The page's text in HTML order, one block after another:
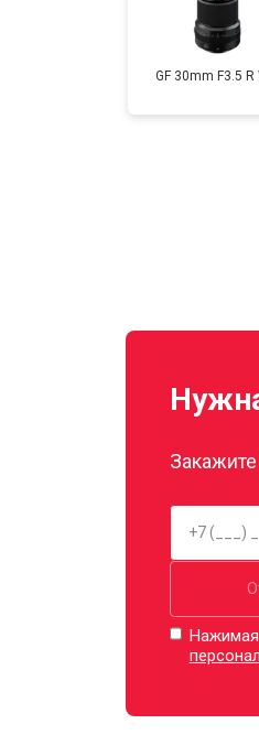
GF 30mm F3.5 R
Нажимая